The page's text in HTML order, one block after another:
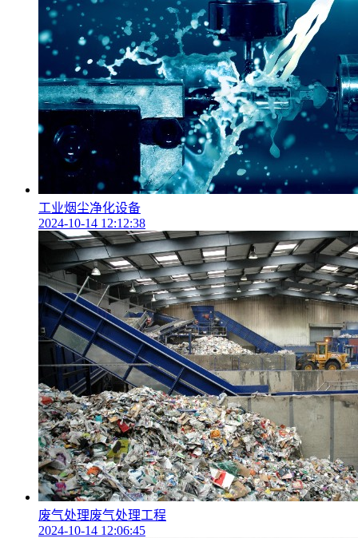
工业烟尘净化设备
2024-10-14 12:12:38
废气处理废气处理工程
2024-10-14 12:06:45